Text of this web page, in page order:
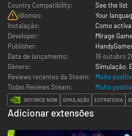
Country Compatibility:
See the list
Idiomas:
Your
Instalação:
Como
Developer:
Mirage
Publisher:
Data de lançamento:
16 outubro
Género:
Simulação,
Reviews recentes da Steam:
Muito
Todas Reviews Steam:
Muito
GEFORCE NOW SIMULAÇÃO ESTRATÉGIA
Adicionar extensões